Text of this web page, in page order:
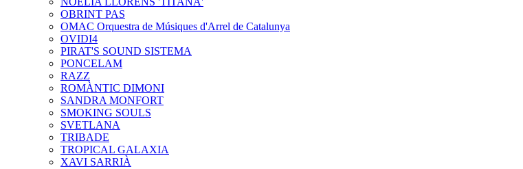
OBRINT PAS
OMAC Orquestra de Músiques d'Arrel de Catalunya
OVIDI4
PIRAT'S SOUND SISTEMA
PONCELAM
RAZZ
ROMÀNTIC DIMONI
SANDRA MONFORT
SMOKING SOULS
SVETLANA
TRIBADE
TROPICAL GALAXIA
XAVI SARRIÀ